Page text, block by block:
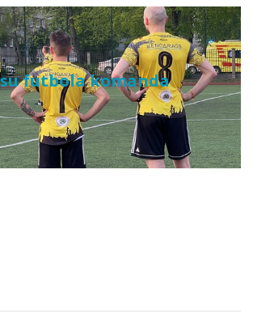
futbola komanda